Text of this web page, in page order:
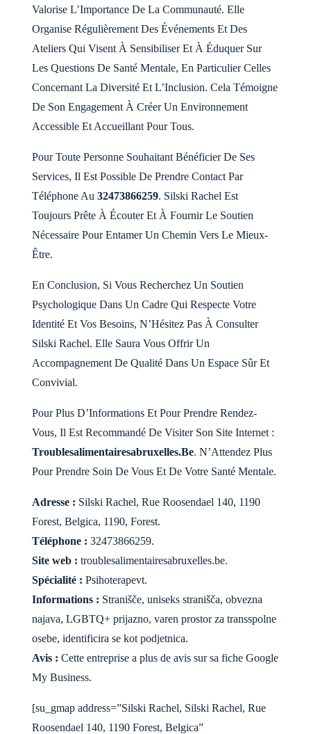
Valorise L’Importance De La Communauté. Elle
Organise Régulièrement Des Événements Et Des
Ateliers Qui Visent À Sensibiliser Et À Éduquer Sur
Les Questions De Santé Mentale, En Particulier Celles
Concernant La Diversité Et L’Inclusion. Cela Témoigne
De Son Engagement À Créer Un Environnement
Accessible Et Accueillant Pour Tous.
Pour Toute Personne Souhaitant Bénéficier De Ses
Services, Il Est Possible De Prendre Contact Par
Téléphone Au 32473866259. Silski Rachel Est
Toujours Prête À Écouter Et À Fournir Le Soutien
Nécessaire Pour Entamer Un Chemin Vers Le Mieux-
Être.
En Conclusion, Si Vous Recherchez Un Soutien
Psychologique Dans Un Cadre Qui Respecte Votre
Identité Et Vos Besoins, N’Hésitez Pas À Consulter
Silski Rachel. Elle Saura Vous Offrir Un
Accompagnement De Qualité Dans Un Espace Sûr Et
Convivial.
Pour Plus D’Informations Et Pour Prendre Rendez-
Vous, Il Est Recommandé De Visiter Son Site Internet :
Troublesalimentairesabruxelles.Be. N’Attendez Plus
Pour Prendre Soin De Vous Et De Votre Santé Mentale.
Adresse : Silski Rachel, Rue Roosendael 140, 1190
Forest, Belgica, 1190, Forest.
Téléphone : 32473866259.
Site web : troublesalimentairesabruxelles.be.
Spécialité : Psihoterapevt.
Informations : Stranišče, uniseks stranišča, obvezna
najava, LGBTQ+ prijazno, varen prostor za transspolne
osebe, identificira se kot podjetnica.
Avis : Cette entreprise a plus de avis sur sa fiche Google
My Business.
[su_gmap address=”Silski Rachel, Silski Rachel, Rue
Roosendael 140, 1190 Forest, Belgica”